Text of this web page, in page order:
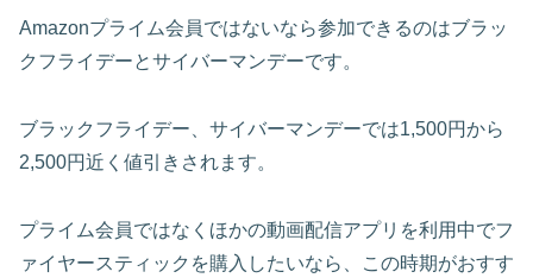
Amazonプライム会員ではないなら参加できるのはブラッ
クフライデーとサイバーマンデーです。
ブラックフライデー、サイバーマンデーでは1,500円から
2,500円近く値引きされます。
プライム会員ではなくほかの動画配信アプリを利用中でフ
ァイヤースティックを購入したいなら、この時期がおすす